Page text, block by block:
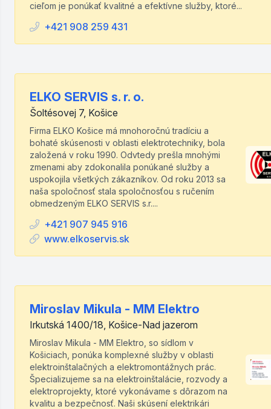
cieľom je ponúkať kvalitné a efektívne služby, ktoré...
+421 908 259 431
ELKO SERVIS s. r. o.
Šoltésovej 7, Košice
Firma ELKO Košice má mnohoročnú tradíciu a
bohaté skúsenosti v oblasti elektrotechniky, bola
založená v roku 1990. Odvtedy prešla mnohými
zmenami aby zdokonalila ponúkané služby a
uspokojila všetkých zákazníkov. Od roku 2013 sa
naša spoločnosť stala spoločnosťou s ručením
obmedzeným ELKO SERVIS s.r....
+421 907 945 916
www.elkoservis.sk
Miroslav Mikula - MM Elektro
Irkutská 1400/18, Košice-Nad jazerom
Miroslav Mikula - MM Elektro, so sídlom v
Košiciach, ponúka komplexné služby v oblasti
elektroinštalačných a elektromontážnych prác.
Špecializujeme sa na elektroinštalácie, rozvody a
elektroprojekty, ktoré vykonávame s dôrazom na
kvalitu a bezpečnosť. Naši skúsení elektrikári